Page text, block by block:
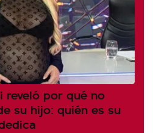
reveló por qué no
su hijo: quién es su